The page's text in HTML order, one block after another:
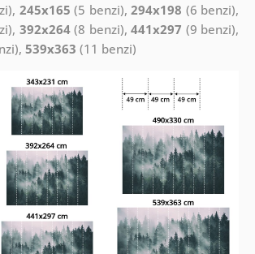
245x165 (5 benzi),294x198 (6 benzi),
392x264(8 benzi),441x297 (9 benzi),
539x363 (11 benzi)